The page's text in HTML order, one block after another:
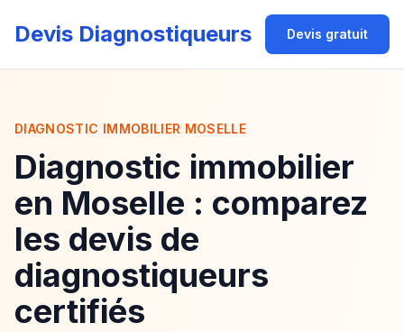
Devis Diagnostiqueurs Devis gratuit
DIAGNOSTIC IMMOBILIER MOSELLE
Diagnostic immobilier
en Moselle : comparez
les devis de
diagnostiqueurs
certifiés